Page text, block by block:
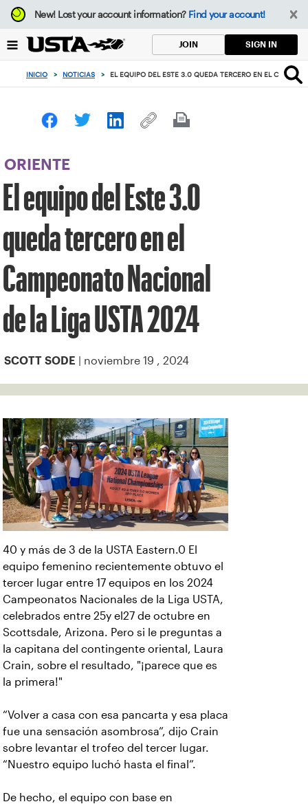
Enfoque
desde
botón
volver
principio
New!Lost your account information? Find your account!
JOIN SIGN IN
INICIO > NOTICIAS > EL EQUIPO DEL ESTE 3.0 QUEDA TERCERO EN EL
ORIENTE
El equipo del Este 3.0
queda tercero en el
Campeonato Nacional
de la Liga USTA 2024
SCOTT SODE | noviembre 19 , 2024
40 y más de 3 de la USTA Eastern.0 El
equipo femenino recientemente obtuvo el
tercer lugar entre 17 equipos en los 2024
Campeonatos Nacionales de la Liga USTA,
celebrados entre 25y el27 de octubre en
Scottsdale, Arizona. Pero si le preguntas a
la capitana del contingente oriental, Laura
Crain, sobre el resultado, "¡parece que es
la primera!"
“Volver a casa con esa pancarta y esa placa
fue una sensación asombrosa”, dijo Crain
sobre levantar el trofeo del tercer lugar.
“Nuestro equipo luchó hasta el final”.
De hecho, el equipo con base en